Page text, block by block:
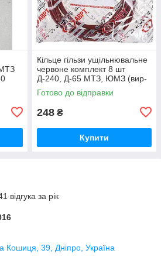
Кільце гільзи ущільнювальне
червоне комплект 8 шт
Д-240, Д-65 МТЗ, ЮМЗ (вир-
во ПХТ Україна) 50-1002022 /
50-1002022-А
Готово до відправки
248 ₴
Купити
відгука за рік
Кошиця, 39, Дніпро, Україна